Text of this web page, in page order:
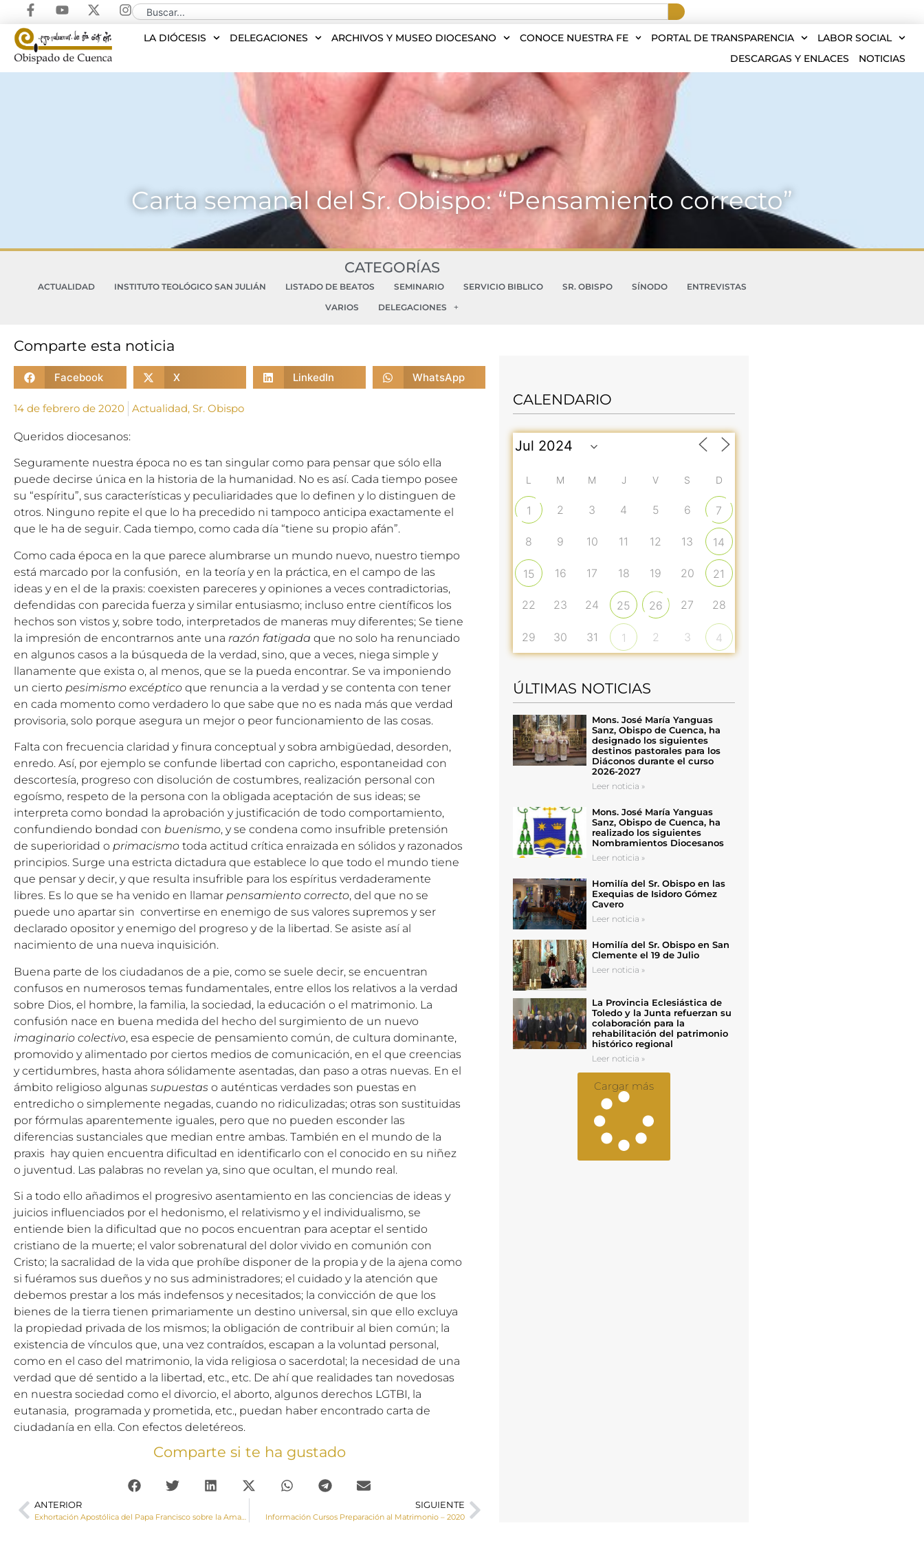
LA DIÓCESIS DELEGACIONES ARCHIVOS Y MUSEO DIOCESANO CONOCE NUESTRA FE PORTAL DE TRANSPARENCIA
LABOR SOCIAL
DESCARGAS Y ENLACES
NOTICIAS
Carta semanal del Sr. Obispo: “Pensamiento correcto”
CATEGORÍAS
ACTUALIDAD INSTITUTO TEOLÓGICO SAN JULIÁN LISTADO DE BEATOS SEMINARIO SERVICIO BIBLICO SR. OBISPO SÍNODO
ENTREVISTAS
VARIOS
DELEGACIONES
Comparte esta noticia
Facebook X LinkedIn WhatsApp
14 de febrero de 2020 Actualidad, Sr. Obispo
Queridos diocesanos:
Seguramente nuestra época no es tan singular como para pensar que sólo ella
puede decirse única en la historia de la humanidad. No es así. Cada tiempo posee
su “espíritu”, sus características y peculiaridades que lo definen y lo distinguen de
otros. Ninguno repite el que lo ha precedido ni tampoco anticipa exactamente el
que le ha de seguir. Cada tiempo, como cada día “tiene su propio afán”.
Como cada época en la que parece alumbrarse un mundo nuevo, nuestro tiempo
está marcado por la confusión, en la teoría y en la práctica, en el campo de las
ideas y en el de la praxis: coexisten pareceres y opiniones a veces contradictorias,
defendidas con parecida fuerza y similar entusiasmo; incluso entre científicos los
hechos son vistos y, sobre todo, interpretados de maneras muy diferentes; Se tiene
la impresión de encontrarnos ante una razón fatigada que no solo ha renunciado
en algunos casos a la búsqueda de la verdad, sino, que a veces, niega simple y
llanamente que exista o, al menos, que se la pueda encontrar. Se va imponiendo
un cierto pesimismo excéptico que renuncia a la verdad y se contenta con tener
en cada momento como verdadero lo que sabe que no es nada más que verdad
provisoria, solo porque asegura un mejor o peor funcionamiento de las cosas.
Falta con frecuencia claridad y finura conceptual y sobra ambigüedad, desorden,
enredo. Así, por ejemplo se confunde libertad con capricho, espontaneidad con
descortesía, progreso con disolución de costumbres, realización personal con
egoísmo, respeto de la persona con la obligada aceptación de sus ideas; se
interpreta como bondad la aprobación y justificación de todo comportamiento,
confundiendo bondad con buenismo, y se condena como insufrible pretensión
de superioridad o primacismo toda actitud crítica enraizada en sólidos y razonados
principios. Surge una estricta dictadura que establece lo que todo el mundo tiene
que pensar y decir, y que resulta insufrible para los espíritus verdaderamente
libres. Es lo que se ha venido en llamar pensamiento correcto, del que no se
puede uno apartar sin convertirse en enemigo de sus valores supremos y ser
declarado opositor y enemigo del progreso y de la libertad. Se asiste así al
nacimiento de una nueva inquisición.
Buena parte de los ciudadanos de a pie, como se suele decir, se encuentran
confusos en numerosos temas fundamentales, entre ellos los relativos a la verdad
sobre Dios, el hombre, la familia, la sociedad, la educación o el matrimonio. La
confusión nace en buena medida del hecho del surgimiento de un nuevo
imaginario colectivo, esa especie de pensamiento común, de cultura dominante,
promovido y alimentado por ciertos medios de comunicación, en el que creencias
y certidumbres, hasta ahora sólidamente asentadas, dan paso a otras nuevas. En el
ámbito religioso algunas supuestas o auténticas verdades son puestas en
entredicho o simplemente negadas, cuando no ridiculizadas; otras son sustituidas
por fórmulas aparentemente iguales, pero que no pueden esconder las
diferencias sustanciales que median entre ambas. También en el mundo de la
praxis hay quien encuentra dificultad en identificarlo con el conocido en su niñez
o juventud. Las palabras no revelan ya, sino que ocultan, el mundo real.
Si a todo ello añadimos el progresivo asentamiento en las conciencias de ideas y
juicios influenciados por el hedonismo, el relativismo y el individualismo, se
entiende bien la dificultad que no pocos encuentran para aceptar el sentido
cristiano de la muerte; el valor sobrenatural del dolor vivido en comunión con
Cristo; la sacralidad de la vida que prohíbe disponer de la propia y de la ajena como
si fuéramos sus dueños y no sus administradores; el cuidado y la atención que
debemos prestar a los más indefensos y necesitados; la convicción de que los
bienes de la tierra tienen primariamente un destino universal, sin que ello excluya
la propiedad privada de los mismos; la obligación de contribuir al bien común; la
existencia de vínculos que, una vez contraídos, escapan a la voluntad personal,
como en el caso del matrimonio, la vida religiosa o sacerdotal; la necesidad de una
verdad que dé sentido a la libertad, etc., etc. De ahí que realidades tan novedosas
en nuestra sociedad como el divorcio, el aborto, algunos derechos LGTBI, la
eutanasia, programada y prometida, etc., puedan haber encontrado carta de
ciudadanía en ella. Con efectos deletéreos.
Comparte si te ha gustado
ANTERIOR SIGUIENTE
Información Cursos Preparación al Matrimonio – 2020
CALENDARIO
L M M J V S D
1 2 3 4 5 6 7
8 9 10 11 12 13 14
15 16 17 18 19 20 21
22 23 24 25 26 27 28
29 30 31 1 2 3 4
ÚLTIMAS NOTICIAS
Mons. José María Yanguas
Sanz, Obispo de Cuenca, ha
designado los siguientes
destinos pastorales para los
Diáconos durante el curso
2026-2027
Leer noticia »
Mons. José María Yanguas
Sanz, Obispo de Cuenca, ha
realizado los siguientes
Nombramientos Diocesanos
Leer noticia »
Homilía del Sr. Obispo en las
Exequias de Isidoro Gómez
Cavero
Leer noticia »
Homilía del Sr. Obispo en San
Clemente el 19 de Julio
Leer noticia »
La Provincia Eclesiástica de
Toledo y la Junta refuerzan su
colaboración para la
rehabilitación del patrimonio
histórico regional
Leer noticia »
Cargar más